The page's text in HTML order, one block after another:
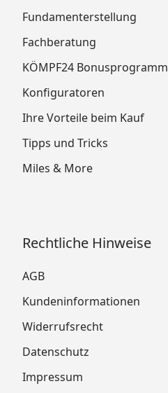
Fundamenterstellung
Fachberatung
KÖMPF24 Bonusprogramm
Konfiguratoren
Ihre Vorteile beim Kauf
Tipps und Tricks
Miles & More
Rechtliche Hinweise
AGB
Kundeninformationen
Widerrufsrecht
Datenschutz
Impressum